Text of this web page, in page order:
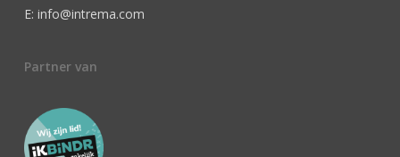
E: info@intrema.com
Partner van